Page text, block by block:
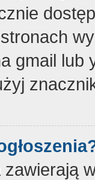
gmail lub
zawierają